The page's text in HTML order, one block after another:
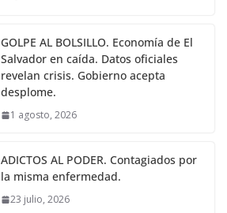
GOLPE AL BOLSILLO. Economía de El
Salvador en caída. Datos oficiales
revelan crisis. Gobierno acepta
desplome.
1 agosto, 2026
ADICTOS AL PODER. Contagiados por
la misma enfermedad.
23 julio, 2026